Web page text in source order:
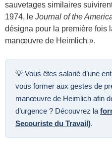
sauvetages similaires
1974, le Journal of the
désigna pour la première fois
manœuvre de Heimlich ».
💡 Vous êtes salarié d’une
vous former aux gestes de
manœuvre de Heimlich afin
d’urgence ? Découvrez la
Secouriste du Travail).